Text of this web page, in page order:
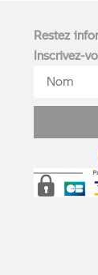
Restez
Inscrivez-